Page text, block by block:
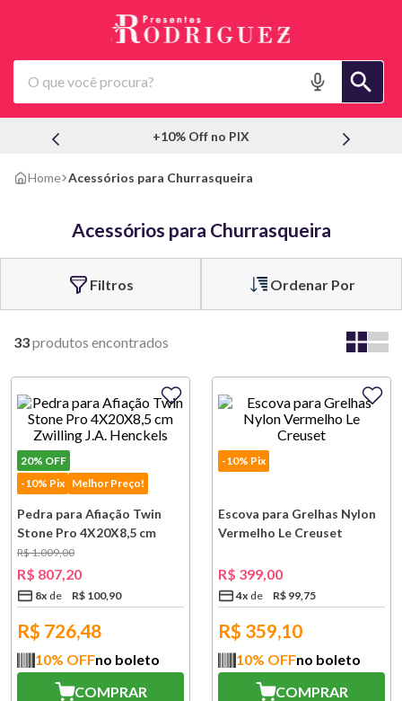
O que você procura?
+10% Off no PIX
Acessórios para Churrasqueira
Acessórios para Churrasqueira
Ordenar Por
33produtos
20% OFF
-10% Pix Melhor Preço!
Pedra para Afiação Twin
Stone Pro 4X20X8,5 cm
Zwilling J.A. Henckels
R$1.009,00
R$ 807,20
8x R$ 100,90
R$ 726,48
10% OFFno boleto
COMPRAR
-10% Pix
Escova para Grelhas Nylon
Vermelho Le Creuset
R$ 399,00
4x R$ 99,75
R$ 359,10
10% OFFno boleto
COMPRAR